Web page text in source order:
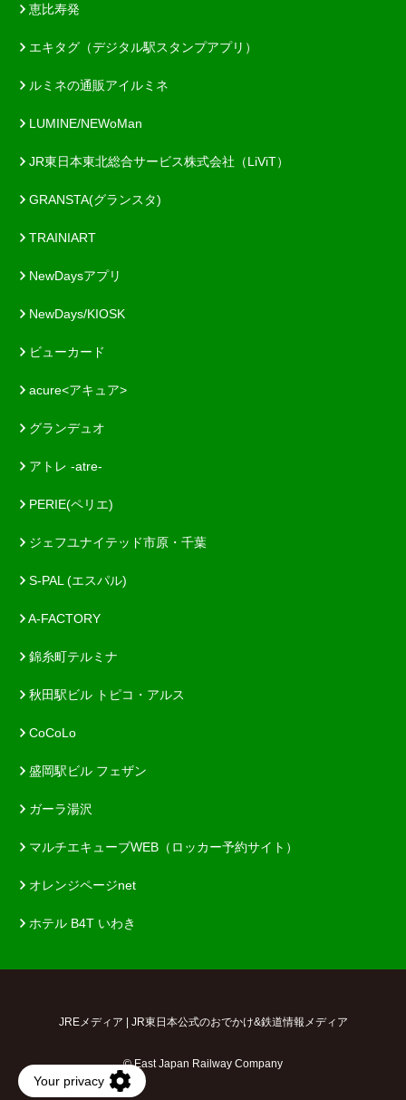
恵比寿発
エキタグ（デジタル駅スタンプアプリ）
ルミネの通販アイルミネ
LUMINE/NEWoMan
JR東日本東北総合サービス株式会社（LiViT）
GRANSTA(グランスタ)
TRAINIART
NewDaysアプリ
NewDays/KIOSK
ビューカード
acure<アキュア>
グランデュオ
アトレ -atre-
PERIE(ペリエ)
ジェフユナイテッド市原・千葉
S-PAL (エスパル)
A-FACTORY
錦糸町テルミナ
秋田駅ビル トピコ・アルス
CoCoLo
盛岡駅ビル フェザン
ガーラ湯沢
マルチエキューブWEB（ロッカー予約サイト）
オレンジページnet
ホテル B4T いわき
JREメディア | JR東日本公式のおでかけ&鉄道情報メディア
© East Japan Railway Company